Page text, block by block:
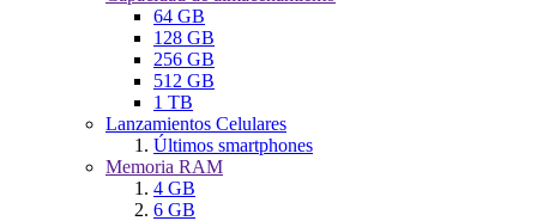
64 GB
128 GB
256 GB
512 GB
1 TB
Lanzamientos Celulares
Últimos smartphones
Memoria RAM
4 GB
6 GB